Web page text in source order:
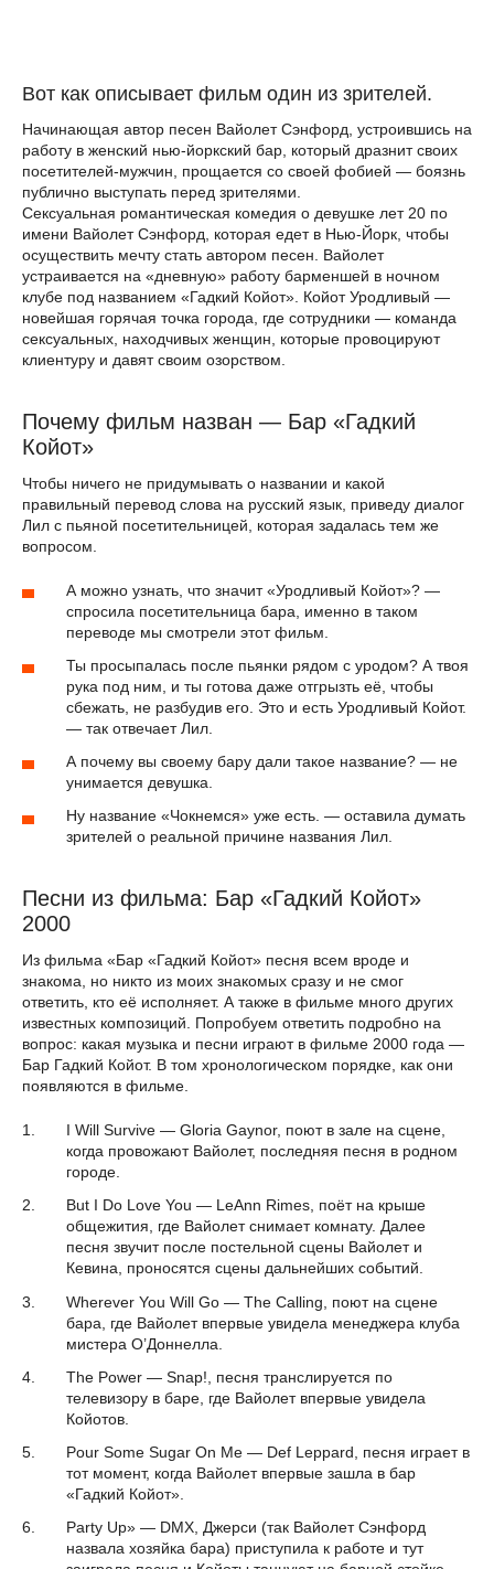
Вот как описывает фильм один из зрителей.
Начинающая автор песен Вайолет Сэнфорд, устроившись на
работу в женский нью-йоркский бар, который дразнит своих
посетителей-мужчин, прощается со своей фобией — боязнь
публично выступать перед зрителями.
Сексуальная романтическая комедия о девушке лет 20 по
имени Вайолет Сэнфорд, которая едет в Нью-Йорк, чтобы
осуществить мечту стать автором песен. Вайолет
устраивается на «дневную» работу барменшей в ночном
клубе под названием «Гадкий Койот». Койот Уродливый —
новейшая горячая точка города, где сотрудники — команда
сексуальных, находчивых женщин, которые провоцируют
клиентуру и давят своим озорством.
Почему фильм назван — Бар «Гадкий
Койот»
Чтобы ничего не придумывать о названии и какой
правильный перевод слова на русский язык, приведу диалог
Лил с пьяной посетительницей, которая задалась тем же
вопросом.
А можно узнать, что значит «Уродливый Койот»? —
спросила посетительница бара, именно в таком
переводе мы смотрели этот фильм.
Ты просыпалась после пьянки рядом с уродом? А твоя
рука под ним, и ты готова даже отгрызть её, чтобы
сбежать, не разбудив его. Это и есть Уродливый Койот.
— так отвечает Лил.
А почему вы своему бару дали такое название? — не
унимается девушка.
Ну название «Чокнемся» уже есть. — оставила думать
зрителей о реальной причине названия Лил.
Песни из фильма: Бар «Гадкий Койот»
2000
Из фильма «Бар «Гадкий Койот» песня всем вроде и
знакома, но никто из моих знакомых сразу и не смог
ответить, кто её исполняет. А также в фильме много других
известных композиций. Попробуем ответить подробно на
вопрос: какая музыка и песни играют в фильме 2000 года —
Бар Гадкий Койот. В том хронологическом порядке, как они
появляются в фильме.
I Will Survive — Gloria Gaynor, поют в зале на сцене,
когда провожают Вайолет, последняя песня в родном
городе.
But I Do Love You — LeAnn Rimes, поёт на крыше
общежития, где Вайолет снимает комнату. Далее
песня звучит после постельной сцены Вайолет и
Кевина, проносятся сцены дальнейших событий.
Wherever You Will Go — The Calling, поют на сцене
бара, где Вайолет впервые увидела менеджера клуба
мистера О’Доннелла.
The Power — Snap!, песня транслируется по
телевизору в баре, где Вайолет впервые увидела
Койотов.
Pour Some Sugar On Me — Def Leppard, песня играет в
тот момент, когда Вайолет впервые зашла в бар
«Гадкий Койот».
Party Up» — DMX, Джерси (так Вайолет Сэнфорд
назвала хозяйка бара) приступила к работе и тут